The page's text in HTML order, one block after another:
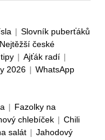
| Slovník puberťáků
Nejtěžší české
| Ajťák radí |
2026 | WhatsApp
| Fazolky na
chlebíček | Chili
salát | Jahodový